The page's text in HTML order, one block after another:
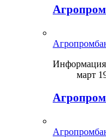
Информация
март